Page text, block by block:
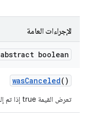
الإجراءات العامة
abstract boolean
wasCanceled()
تعرض القيمة true إذا تم إلغاء الإجراء من خلال بيانات أدخلها المستخدم.